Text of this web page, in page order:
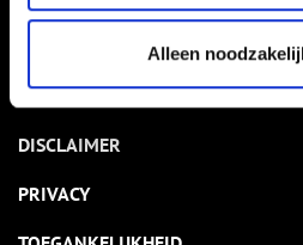
Alleen
NIEUWSBRIEF
DISCLAIMER
PRIVACY